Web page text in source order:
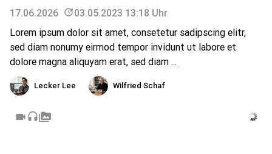
Lecker Lee Wilfried Schaf
17.06.2026 update03.05.2023 13:18 Uhr
Lorem ipsum dolor sit amet, consetetur sadipscing elitr,
sed diam nonumy eirmod tempor invidunt ut labore et
dolore magna aliquyam erat, sed diam ...
videocam headsetperm_media